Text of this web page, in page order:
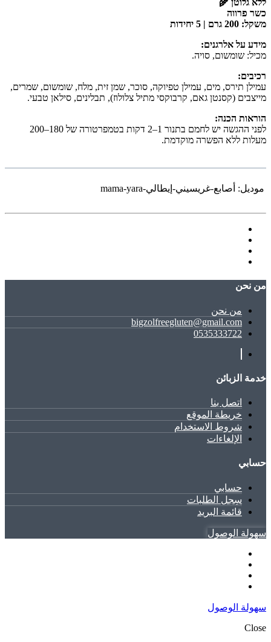
ללא גלוטן 🌾
כשר פרווה
משקל: 200 גרם | 5 יחידות
מידע על אלרגנים:
מכיל: שומשום, סויה.
רכיבים:
עמילן תירס, מים, עמילן טפיוקה, סוכר, שמן זית, מלח, שומשום, שמרים,
מייצבים (קסנטן גאם, קרבוקסי מתיל צלולוז), תבלינים, סילאן טבעי.
הוראות הכנה:
לפני ההגשה יש לחמם בתנור 1–2 דקות בטמפרטורה של 180–200
מעלות ללא הפשרה מוקדמת.
موديل: أصابع-غريسيني-إيطالي-mama-yara
ﻣﻦ ﻧﺤﻦ
ﻣﻦ ﻧﺤﻦ
bigzolfreegluten@gmail.com
0535333722
خدمة الزبائن
اتصل بنا
خريطة الموقع
شروط الاستخدام
الإلغاءات
حسابي
حسابي
سِجل الطلبات
قائمة البريد
سهولة الوصول
سهولة الوصول
Close